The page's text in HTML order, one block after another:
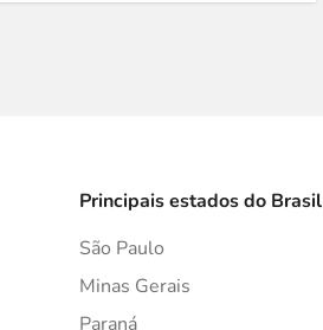
Principais estados do Brasil
São Paulo
Minas Gerais
Paraná